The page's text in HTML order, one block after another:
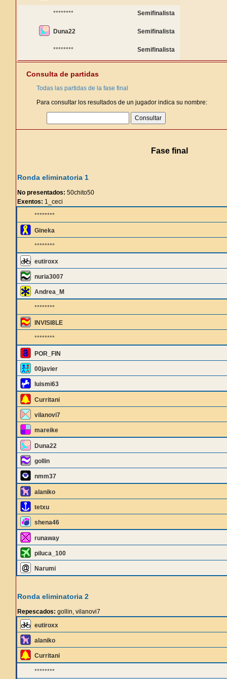
******** Semifinalista
Duna22 Semifinalista
******** Semifinalista
Consulta de partidas
Todas las partidas de la fase final
Para consultar los resultados de un jugador indica su nombre:
Fase final
Ronda eliminatoria 1
No presentados: 50chito50
Exentos: 1_ceci
********
Gineka
********
eutiroxx
nuria3007
Andrea_M
********
INVISI8LE
********
POR_FIN
00javier
luismi63
Curritani
vilanovi7
mareike
Duna22
gollin
nmm37
alaniko
tetxu
shena46
runaway
piluca_100
Narumi
Ronda eliminatoria 2
Repescados: gollin, vilanovi7
eutiroxx
alaniko
Curritani
********